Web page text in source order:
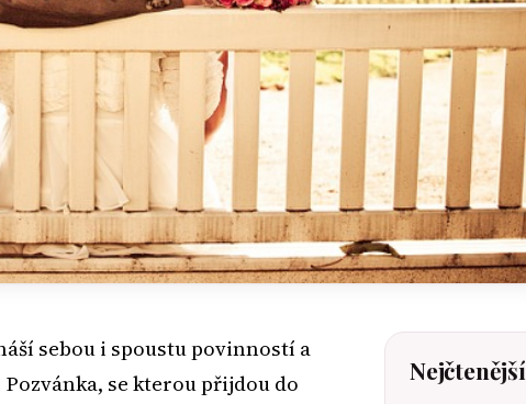
sebou i spoustu povinností a
se kterou přijdou do
Nejčtenější